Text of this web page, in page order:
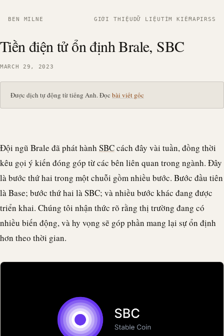
BEN MILNE GIỚI THIỆUDỮ LIỆUTÌM KIẾMAPIRSS
Tiền điện tử ổn định Brale, SBC
MARCH 29, 2023
Được dịch tự động từ tiếng Anh. Đọc bài viết gốc
Đội ngũ Brale đã phát hành SBCcách đây vài tuần, đồng thời
kêu gọi ý kiến đóng góp từ các bên liên quan trong ngành. Đây
là bước thứ hai trong một chuỗi gồm nhiều bước. Bước đầu tiên
là Base; bước thứ hai là SBC; và nhiều bước khác đang được
triển khai. Chúng tôi nhận thức rõ rằng thị trường đang có
nhiều biến động, và hy vọng sẽ góp phần mang lại sự ổn định
hơn theo thời gian.